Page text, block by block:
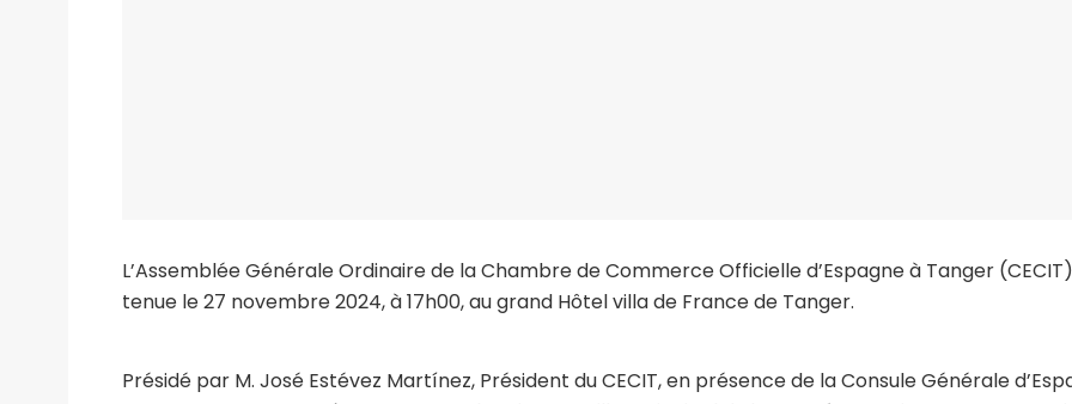
L’Assemblée Générale Ordinaire de la Chambre de Commerce Officielle d’Espagne à Tanger
tenue le 27 novembre 2024, à 17h00, au grand Hôtel villa de France de Tanger.
Présidé par M. José Estévez Martínez, Président du CECIT, en présence de la Consule Générale